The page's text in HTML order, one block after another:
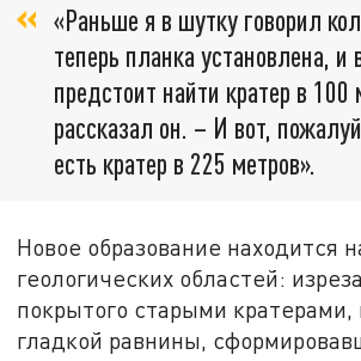
«Раньше я в шутку говорил
теперь планка установлена, и
предстоит найти кратер в 100
рассказал он. – И вот,
есть кратер в 225 метров».
Новое образование находится
геологических областей:
покрытого старыми
гладкой равнины,